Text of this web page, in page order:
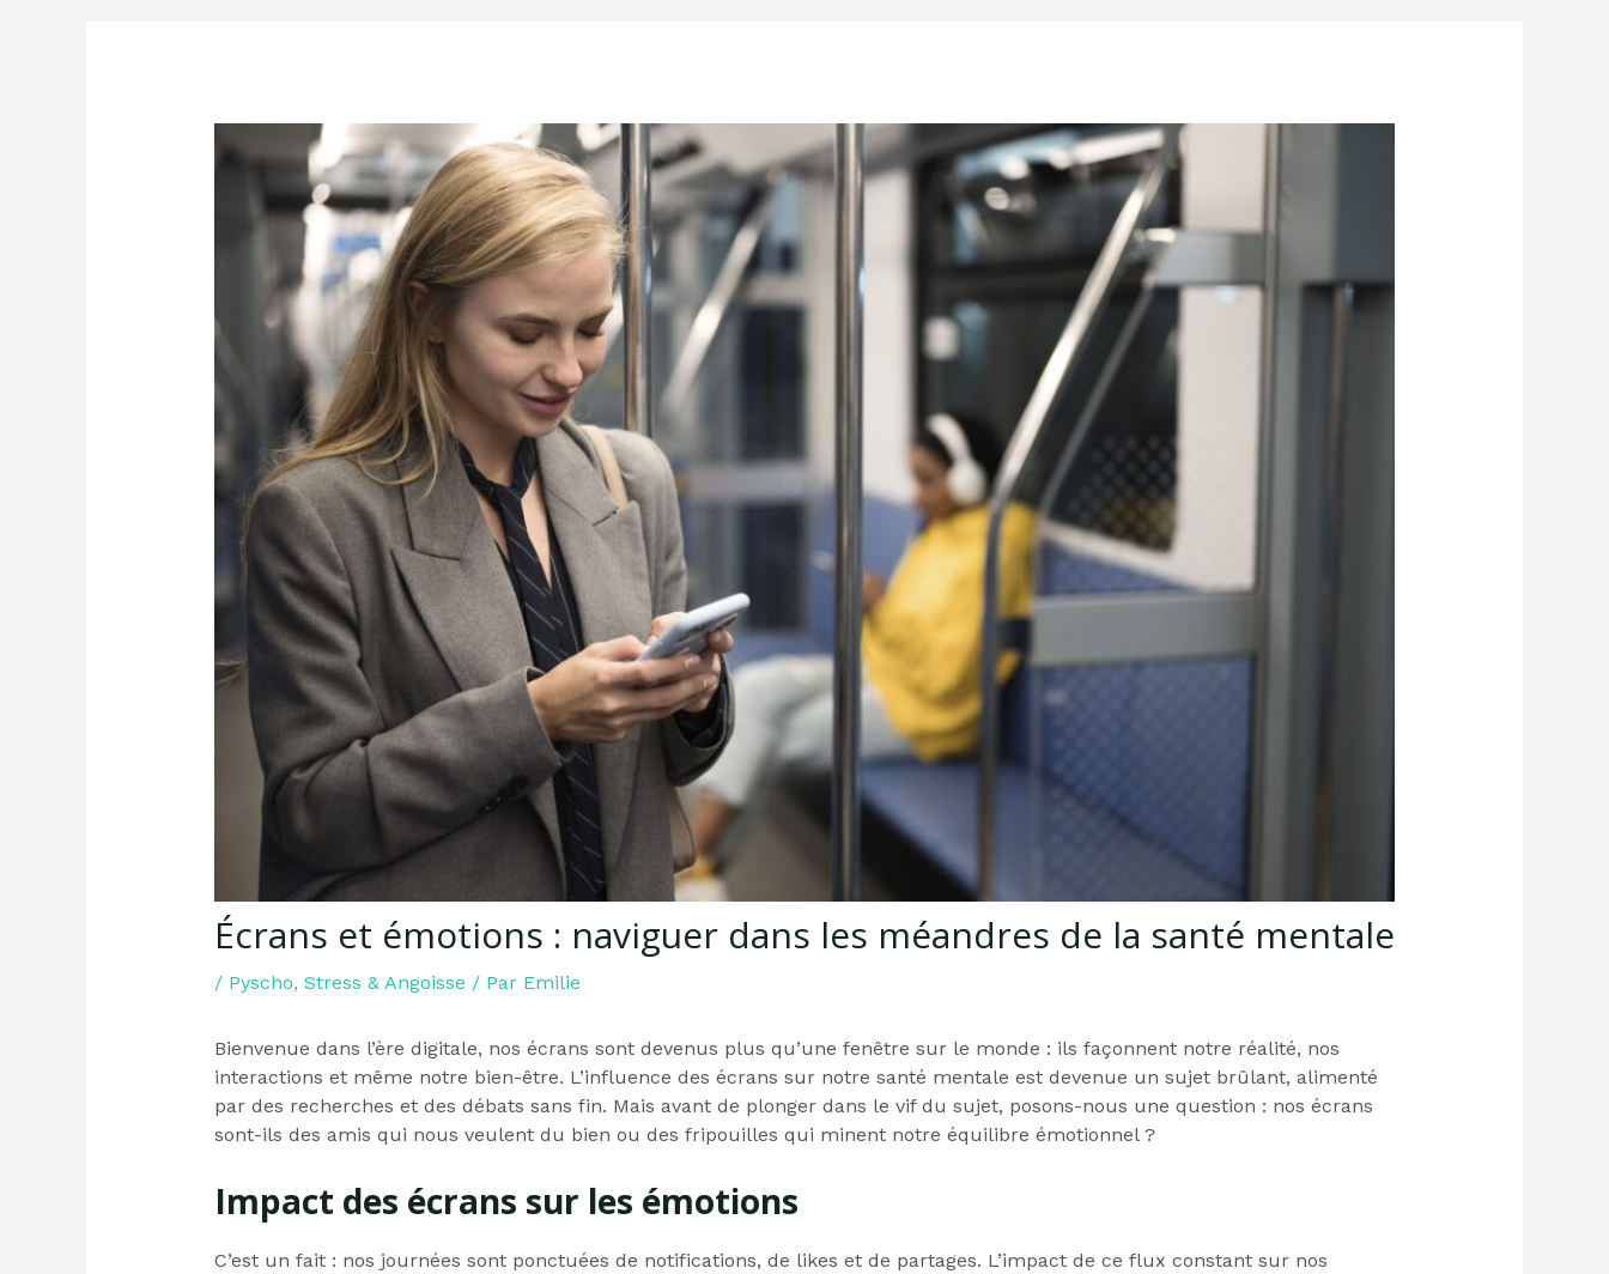
Écrans et émotions : naviguer dans les méandres de la santé mentale
/ Pyscho, Stress & Angoisse / Par Emilie
Bienvenue dans l’ère digitale, nos écrans sont devenus plus qu’une fenêtre sur le monde : ils façonnent notre réalité, nos
interactions et même notre bien-être. L’influence des écrans sur notre santé mentale est devenue un sujet brûlant, alimenté
par des recherches et des débats sans fin. Mais avant de plonger dans le vif du sujet, posons-nous une question : nos écrans
sont-ils des amis qui nous veulent du bien ou des fripouilles qui minent notre équilibre émotionnel ?
Impact des écrans sur les émotions
C’est un fait : nos journées sont ponctuées de notifications, de likes et de partages. L’impact de ce flux constant sur nos